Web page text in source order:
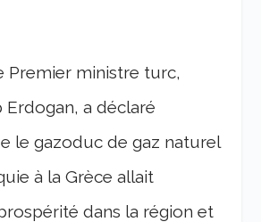
Premier ministre turc,
Erdogan, a déclaré
le gazoduc de gaz naturel
à la Grèce allait
dans la région et